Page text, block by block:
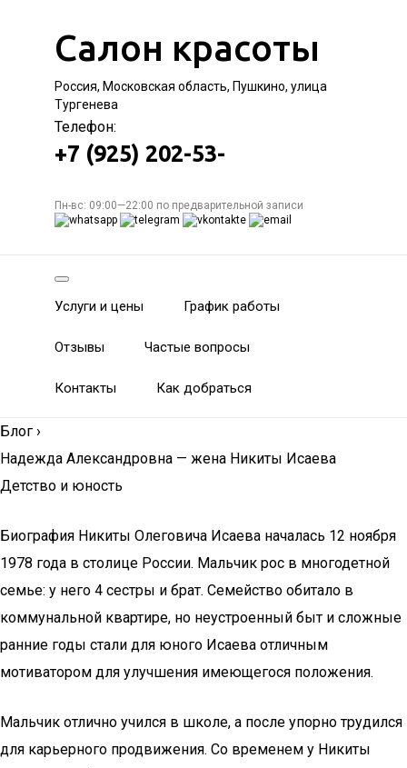
Салон красоты
Россия, Московская область, Пушкино, улица
Тургенева
Телефон:
+7 (925) 202-53-
Пн-вс: 09:00—22:00 по предварительной записи
Услуги и цены График работы
Отзывы Частые вопросы
Контакты Как добраться
Блог ›
Надежда Александровна — жена Никиты Исаева
Детство и юность
Биография Никиты Олеговича Исаева началась 12 ноября
1978 года в столице России. Мальчик рос в многодетной
семье: у него 4 сестры и брат. Семейство обитало в
коммунальной квартире, но неустроенный быт и сложные
ранние годы стали для юного Исаева отличным
мотиватором для улучшения имеющегося положения.
Мальчик отлично учился в школе, а после упорно трудился
для карьерного продвижения. Со временем у Никиты